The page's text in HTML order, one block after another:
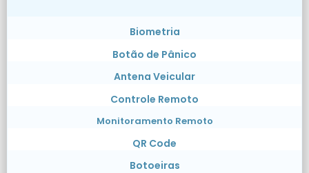
Biometria
Botão de Pânico
Antena Veicular
Controle Remoto
Monitoramento Remoto
QR Code
Botoeiras